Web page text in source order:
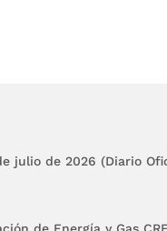
de
julio de 2026 (Diario